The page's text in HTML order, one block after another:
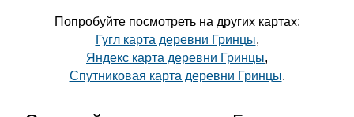
Попробуйте посмотреть на других картах:
Гугл карта деревни Гринцы,
Яндекс карта деревни Гринцы,
Спутниковая карта деревни Гринцы.